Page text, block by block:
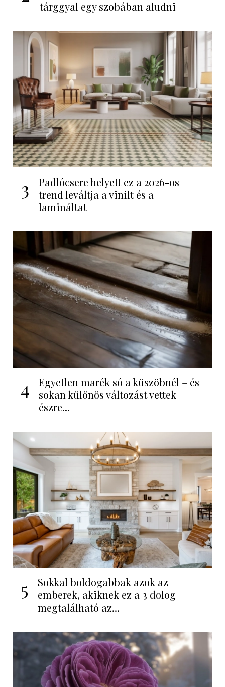
tárggyal egy szobában aludni
3
Padlócsere helyett ez a 2026-os
trend leváltja a vinilt és a
lamináltat
4
Egyetlen marék só a küszöbnél – és
sokan különös változást vettek
észre...
5
Sokkal boldogabbak azok az
emberek, akiknek ez a 3 dolog
megtalálható az...